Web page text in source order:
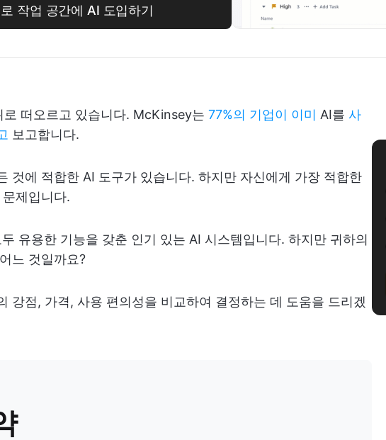
작업 공간에 AI 도입하기
떠오르고 있습니다. McKinsey는 77%의 기업이 이미 AI를 사
보고합니다.
것에 적합한 AI 도구가 있습니다. 하지만 자신에게 가장 적합한
제입니다.
유용한 기능을 갖춘 인기 있는 AI 시스템입니다. 하지만 귀하의
느 것일까요?
강점, 가격, 사용 편의성을 비교하여 결정하는 데 도움을 드리겠